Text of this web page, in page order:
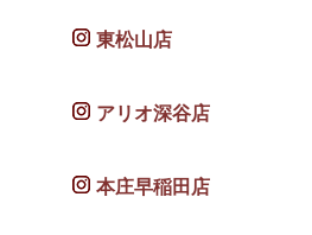
東松山店
アリオ深谷店
本庄早稲田店